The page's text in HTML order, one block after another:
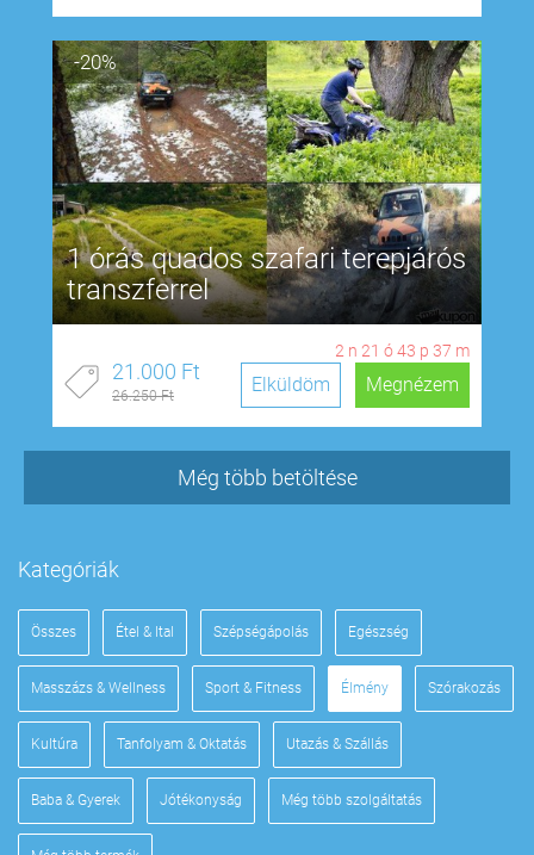
-20%
1 órás quados szafari terepjárós
transzferrel
2 n 21 ó43 p 36 m
21.000 Ft
26.250 Ft Megnézem
Elküldöm
Még több betöltése
Kategóriák
Összes Étel & Ital Szépségápolás Egészség
Masszázs & Wellness Sport & Fitness Élmény Szórakozás
Kultúra Tanfolyam & Oktatás Utazás & Szállás
Baba & Gyerek Jótékonyság Még több szolgáltatás